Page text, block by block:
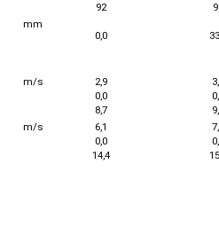
92
mm
0,0
m/s 2,9
0,0
8,7
m/s 6,1
0,0
14,4